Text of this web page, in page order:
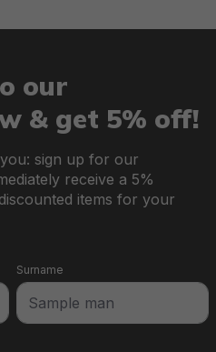
our
& get 5% off!
sign up for our
receive a 5%
items for your
Surname